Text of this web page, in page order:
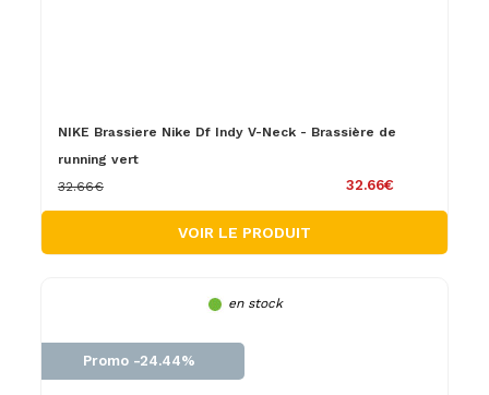
NIKE Brassiere Nike Df Indy V-Neck - Brassière de
running vert
32.66€
32.66€
VOIR LE PRODUIT
en stock
Promo -24.44%